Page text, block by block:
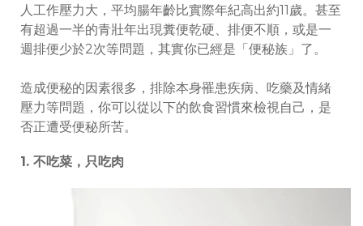
人工作壓力大，平均腸年齡比實際年紀高出約11歲。甚至
有超過一半的青壯年出現糞便乾硬、排便不順，或是一
週排便少於2次等問題，其實你已經是「便秘族」了。
造成便秘的因素很多，排除本身罹患疾病、吃藥及情緒
壓力等問題，你可以從以下的飲食習慣來檢視自己，是
否正遭受便秘所苦。
1. 不吃菜，只吃肉